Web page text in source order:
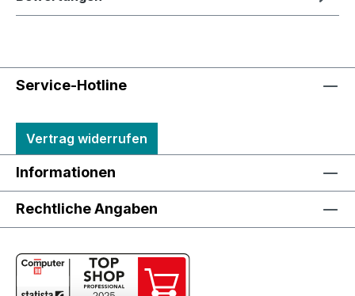
Service-Hotline
Vertrag widerrufen
Informationen
Rechtliche Angaben